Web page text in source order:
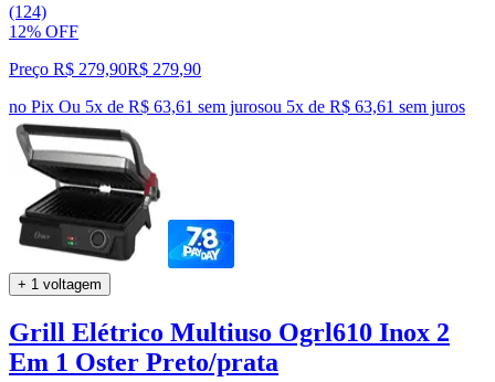
(124)
12% OFF
Preço R$ 279,90R$ 279,90
no Pix Ou 5x de R$ 63,61 sem jurosou 5x de R$ 63,61 sem juros
+ 1 voltagem
Grill Elétrico Multiuso Ogrl610 Inox 2
Em 1 Oster Preto/prata